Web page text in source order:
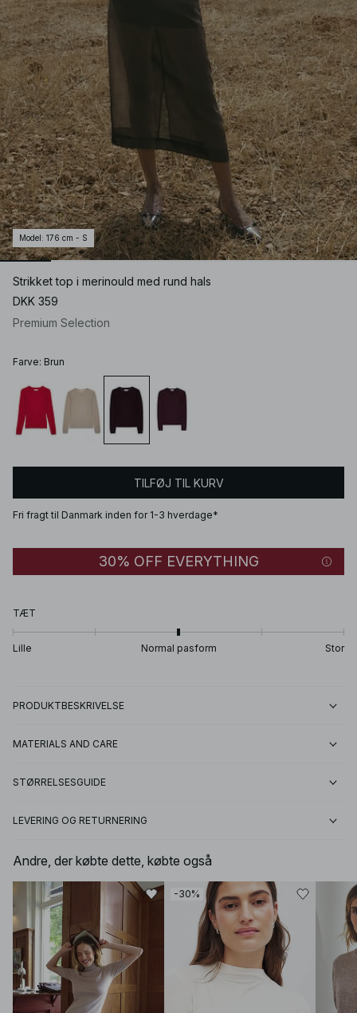
Model : 176 cm - S
Strikket top i merinould med rund hals
DKK 359
Premium Selection
Farve: Brun
TILFØJ TIL KURV
Fri fragt til Danmark inden for 1-3 hverdage*
30% OFF EVERYTHING
TÆT
Lille Normal pasform Stor
PRODUKTBESKRIVELSE
MATERIALS AND CARE
STØRRELSESGUIDE
LEVERING OG RETURNERING
Andre, der købte dette, købte også
-30%